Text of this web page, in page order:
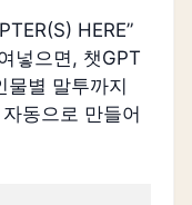
HERE”
넣으면, 챗GPT
물별 말투까지
동으로 만들어